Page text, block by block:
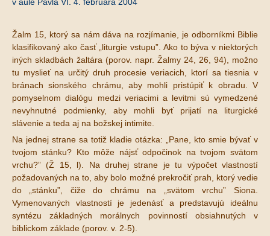
Žalm 15, ktorý sa nám dáva na rozjímanie, je odborníkmi Biblie
klasifikovaný ako časť „liturgie vstupu”. Ako to býva v niektorých
iných skladbách žaltára (porov. napr. Žalmy 24, 26, 94), možno
tu myslieť na určitý druh procesie veriacich, ktorí sa tiesnia v
bránach sionského chrámu, aby mohli pristúpiť k obradu. V
pomyselnom dialógu medzi veriacimi a levitmi sú vymedzené
nevyhnutné podmienky, aby mohli byť prijatí na liturgické
slávenie a teda aj na božskej intimite.
Na jednej strane sa totiž kladie otázka: „Pane, kto smie bývať v
tvojom stánku? Kto môže nájsť odpočinok na tvojom svätom
vrchu?” (Ž 15, l). Na druhej strane je tu výpočet vlastností
požadovaných na to, aby bolo možné prekročiť prah, ktorý vedie
do „stánku”, čiže do chrámu na „svätom vrchu” Siona.
Vymenovaných vlastností je jedenásť a predstavujú ideálnu
syntézu základných morálnych povinností obsiahnutých v
biblickom základe (porov. v. 2-5).